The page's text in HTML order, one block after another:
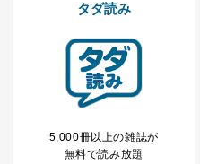
タダ読み
5,000冊以上の雑誌が
無料で読み放題